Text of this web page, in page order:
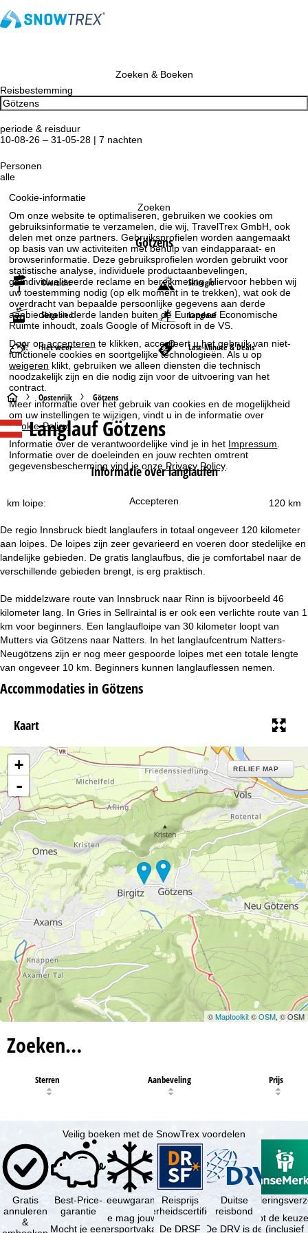
Cookie-informatie
Om onze website te optimaliseren, gebruiken we cookies om
gebruiksinformatie te verzamelen, die wij, TravelTrex GmbH, ook
delen met onze partners. Gebruiksprofielen worden aangemaakt
op basis van uw activiteiten met behulp van eindapparaat- en
browserinformatie. Deze gebruiksprofielen worden gebruikt voor
statistische analyse, individuele productaanbevelingen,
geïndividualiseerde reclame en bereikmeting. Hiervoor hebben wij
uw toestemming nodig (op elk moment in te trekken), wat ook de
overdracht van bepaalde persoonlijke gegevens aan derde
aanbieders in derde landen buiten de Europese Economische
Ruimte inhoudt, zoals Google of Microsoft in de VS.
Door opaccepteren te klikken, accepteert u het gebruik van niet-
functionele cookies en soortgelijke technologieën. Als u op
weigeren klikt, gebruiken we alleen diensten die technisch
noodzakelijk zijn en die nodig zijn voor de uitvoering van het
contract.
Meer informatie over het gebruik van cookies en de mogelijkheid
om uw instellingen te wijzigen, vindt u in de informatie over
Cookie-Policy
Informatie over de verantwoordelijke vind je in het Impressum.
Informatie over de doeleinden en jouw rechten omtrent
gegevensbescherming vind je onze Privacy Policy.
Accepteren
Zoeken & Boeken
Reisbestemming
periode & reisduur
10-08-26 – 31-05-28 | 7 nachten
Personen
alle
Zoeken
Götzens
Overzicht Skiregio
Skigebied Langlauf
Het weer Last-Minute & Deals
S
t
a
t
p
a
g
n
Oostenrijk Götzens
Langlauf Götzens
Informatie over langlaufen
120 km
km loipe:
De regio Innsbruck biedt langlaufers in totaal ongeveer 120 kilometer
aan loipes. De loipes zijn zeer gevarieerd en voeren door stedelijke en
landelijke gebieden. De gratis langlaufbus, die je comfortabel naar de
verschillende gebieden brengt, is erg praktisch.
De middelzware route van Innsbruck naar Rinn is bijvoorbeeld 46
kilometer lang. In Gries in Sellraintal is er ook een verlichte route van 1
km voor beginners. Een langlaufloipe van 30 kilometer loopt van
Mutters via Götzens naar Natters. In het langlaufcentrum Natters-
Neugötzens zijn er nog meer gespoorde loipes met een totale lengte
van ongeveer 10 km. Beginners kunnen langlauflessen nemen.
Accommodaties in Götzens
Kaart
+
-
RELIEF MAP
©Maptoolkit©OSM, © OSM
Zoeken…
Sterren Aanbeveling Prijs
Veilig boeken met de SnowTrex voordelen
Gratis
annuleren
&
Best-Price-
garantie
Mocht je een
Sneeuwgarantie
Je mag jouw
wintersportvakantie
Reisprijs
zekerheidscertificaat
De DRSF
Duitse
reisbond
De DRV is de
Je hebt de
(inclusief